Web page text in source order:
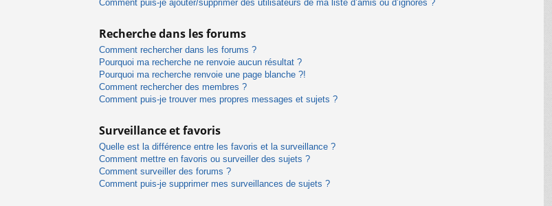
Comment puis-je ajouter/supprimer des utilisateurs de ma liste d’amis ou d’ignorés ?
Recherche dans les forums
Comment rechercher dans les forums ?
Pourquoi ma recherche ne renvoie aucun résultat ?
Pourquoi ma recherche renvoie une page blanche ?!
Comment rechercher des membres ?
Comment puis-je trouver mes propres messages et sujets ?
Surveillance et favoris
Quelle est la différence entre les favoris et la surveillance ?
Comment mettre en favoris ou surveiller des sujets ?
Comment surveiller des forums ?
Comment puis-je supprimer mes surveillances de sujets ?